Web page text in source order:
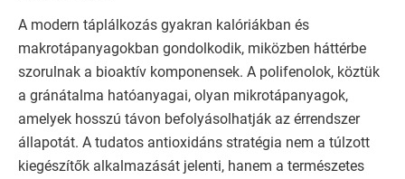
A modern táplálkozás gyakran kalóriákban és
makrotápanyagokban gondolkodik, miközben háttérbe
szorulnak a bioaktív komponensek. A polifenolok, köztük
a gránátalma hatóanyagai, olyan mikrotápanyagok,
amelyek hosszú távon befolyásolhatják az érrendszer
állapotát. A tudatos antioxidáns stratégia nem a túlzott
kiegészítők alkalmazását jelenti, hanem a természetes